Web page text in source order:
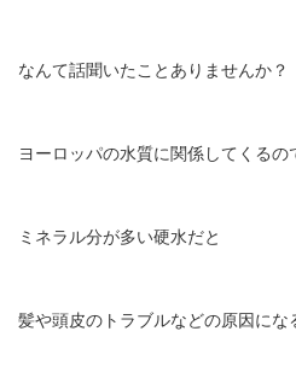
なんて話聞いたことありませんか？
ヨーロッパの水質に関係してくるの
ミネラル分が多い硬水だと
髪や頭皮のトラブルなどの原因にな